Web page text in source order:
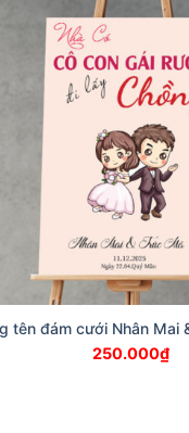
tên đám cưới Nhân Mai
250.000₫